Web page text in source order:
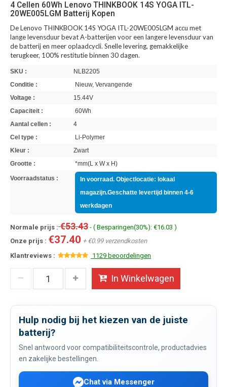
4 Cellen 60Wh Lenovo THINKBOOK 14S YOGA ITL-
20WE005LGM Batterij Kopen
De Lenovo THINKBOOK 14S YOGA ITL-20WE005LGM accu met
lange levensduur bevat A-batterijen voor een langere levensduur van
de batterij en meer oplaadcycli. Snelle levering, gemakkelijke
terugkeer, 100% restitutie binnen 30 dagen.
SKU :
NLB2205
Conditie :
Nieuw, Vervangende
Voltage :
15.44V
Capaciteit :
60Wh
Aantal cellen :
4
Cel type :
Li-Polymer
Kleur :
Zwart
Grootte :
*mm(L x W x H)
Voorraadstatus :
In voorraad. Objectlocatie: lokaal
magazijn.Geschatte levertijd binnen 4-6
werkdagen
Normale prijs :€53.43 - ( Besparingen(30%): €16.03 )
Onze prijs : €37.40 + €0.99 verzendkosten
Klantreviews :
1129 beoordelingen
In Winkelwagen
Hulp nodig bij het kiezen van de juiste
batterij?
Snel antwoord voor compatibiliteitscontrole, productadvies
en zakelijke bestellingen.
Chat via Messenger